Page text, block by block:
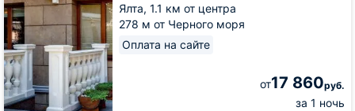
Ялта, 1.1 км от центра
278 м от Черного моря
Оплата на сайте
от17 860руб.
за 1 ночь